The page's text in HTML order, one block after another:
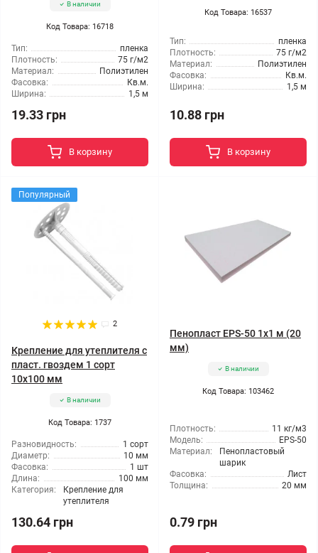
В наличии
Код Товара: 16718
Тип:
пленка
Плотность:
75 г/м2
Материал:
Полиэтилен
Фасовка:
Кв.м.
Ширина:
1,5 м
19.33 грн
В корзину
Код Товара: 16537
Тип:
пленка
Плотность:
75 г/м2
Материал:
Полиэтилен
Фасовка:
Кв.м.
Ширина:
1,5 м
10.88 грн
В корзину
Популярный
2
Крепление для утеплителя с
пласт. гвоздем 1 сорт
10x100 мм
В наличии
Код Товара: 1737
Разновидность:
1 сорт
Диаметр:
10 мм
Фасовка:
1 шт
Длина:
100 мм
Категория:
Крепление для
утеплителя
130.64 грн
Пенопласт EPS-50 1x1 м (20
мм)
В наличии
Код Товара: 103462
Плотность:
11 кг/м3
Модель:
EPS-50
Материал:
Пенопластовый
шарик
Фасовка:
Лист
Толщина:
20 мм
0.79 грн